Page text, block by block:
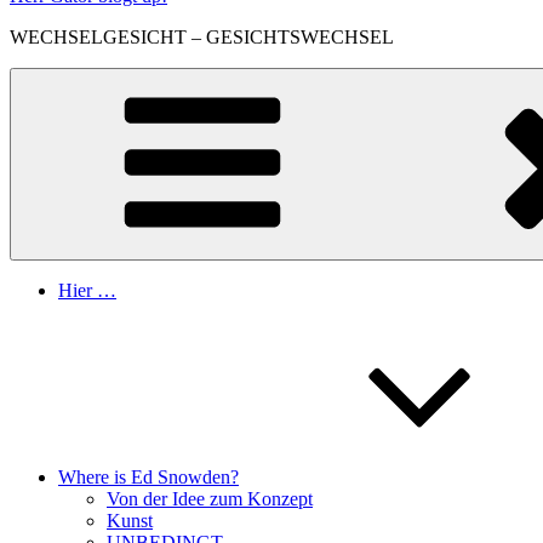
WECHSELGESICHT – GESICHTSWECHSEL
Hier …
Where is Ed Snowden?
Von der Idee zum Konzept
Kunst